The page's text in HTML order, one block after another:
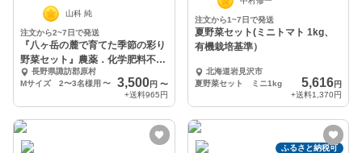
山科 純
注文から2~7日で発送
『八ヶ岳の麓で育てた季節の彩り
野菜セット』農薬．化学肥料不使
用 長野県諏訪郡原村
Mサイズ 2〜3名様用 〜 3,500円 〜
+送料965円
注文から1~7日で発送
夏野菜セット(ミニトマト 1kg、
有機栽培基準）
北海道岩見沢市
夏野菜セット ミニ1kg
5,616円
+送料1,370円
ふるさと納税可